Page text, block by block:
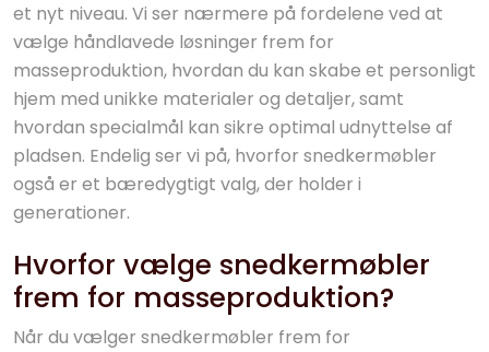
et nyt niveau. Vi ser nærmere på fordelene ved at
vælge håndlavede løsninger frem for
masseproduktion, hvordan du kan skabe et personligt
hjem med unikke materialer og detaljer, samt
hvordan specialmål kan sikre optimal udnyttelse af
pladsen. Endelig ser vi på, hvorfor snedkermøbler
også er et bæredygtigt valg, der holder i
generationer.
Hvorfor vælge snedkermøbler
frem for masseproduktion?
Når du vælger snedkermøbler frem for